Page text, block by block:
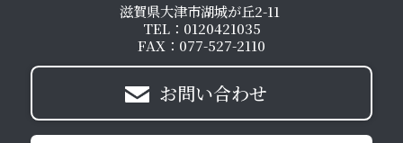
滋賀県大津市湖城が丘2-11
TEL：0120421035
FAX：077-527-2110
お問い合わせ